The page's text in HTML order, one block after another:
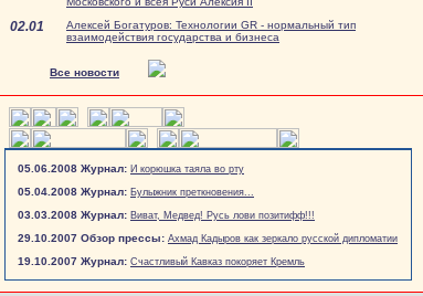
02.01
Алексей Богатуров: Технологии GR - нормальный тип
взаимодействия государства и бизнеса
Все новости
05.06.2008 Журнал: И корюшка таяла во рту
05.04.2008 Журнал: Булыжник преткновения...
03.03.2008 Журнал: Виват, Медвед! Русь лови позитифф!!!
29.10.2007 Обзор прессы: Ахмад Кадыров как зеркало русской дипломатии
19.10.2007 Журнал: Счастливый Кавказ покоряет Кремль